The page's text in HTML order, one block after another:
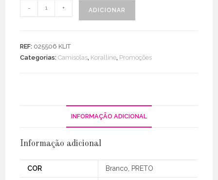
Quantidade
de
- + ADICIONAR
REF: 025506 KLIT
Categorias:Camisolas, Koralline, Promoções
INFORMAÇÃO ADICIONAL
Informação adicional
COR Branco, PRETO